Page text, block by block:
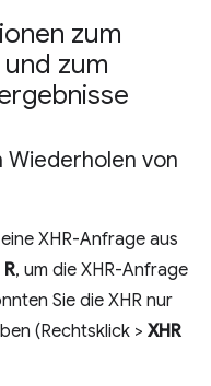
zum
zum
Wiederholen von
XHR-Anfrage aus
R, um die XHR-Anfrage
Sie die XHR nur
(Rechtsklick > XHR